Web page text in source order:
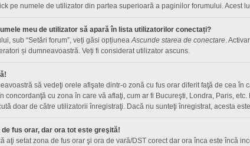
pe numele de utilizator din partea superioară a paginilor forumului. Acest
meu de utilizator să apară în lista utilizatorilor conectați?
sub “Setări forum”, veți găsi opțiuneaAscunde starea de conectare.
și dumneavoastră. Veți fi considerat utilizator ascuns.
să vedeţi orele afişate dintr-o zonă cu fus orar diferit faţă de cea
concordanţă cu zona în care vă aflaţi, cum ar fi Bucureşti, Londra, Paris,
doar de către utilizatorii înregistraţi. Dacă nu sunteţi înregistrat, acesta
fus orar, dar ora tot este greşită!
aţi setat zona de fus orar şi ora de vară/DST corect dar ora înca este încă